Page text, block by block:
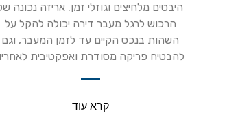
היבטים מלחיצים וגוזלי זמן. אריזה נכונה
הרכוש לרגל מעבר דירה יכולה להקל על
השהות בנכס הקיים עד לזמן המעבר, וגם
להבטיח פריקה מסודרת ואפקטיבית
קרא עוד